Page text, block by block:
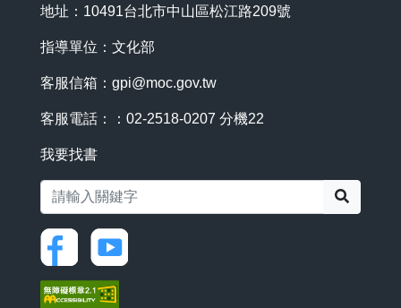
地址：10491台北市中山區松江路209號
指導單位：文化部
客服信箱： gpi@moc.gov.tw
客服電話：：02-2518-0207 分機22
我要找書